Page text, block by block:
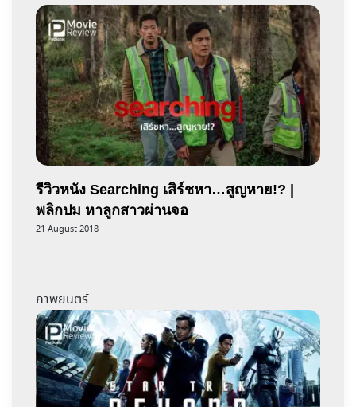
รีวิวหนัง Searching เสิร์ชหา…สูญหาย!? |
พลิกปม หาลูกสาวผ่านจอ
21 August 2018
ภาพยนตร์